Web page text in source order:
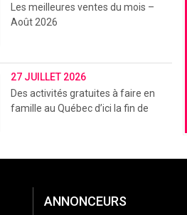
Les meilleures ventes du mois –
Août 2026
27 JUILLET 2026
Des activités gratuites à faire en
famille au Québec d’ici la fin de
ANNONCEURS